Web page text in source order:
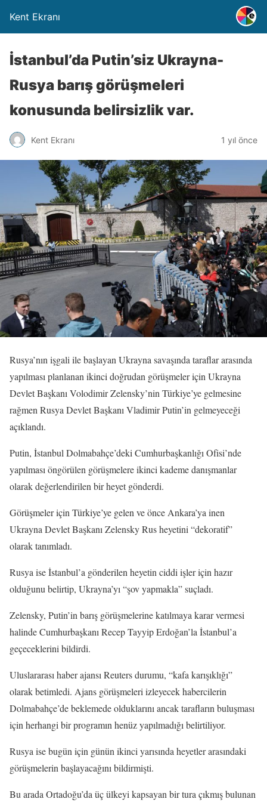
Kent Ekranı
İstanbul’da Putin’siz Ukrayna-
Rusya barış görüşmeleri
konusunda belirsizlik var.
Kent Ekranı 1 yıl önce
Rusya’nın işgali ile başlayan Ukrayna savaşında taraflar arasında
yapılması planlanan ikinci doğrudan görüşmeler için Ukrayna
Devlet Başkanı Volodimir Zelensky’nin Türkiye’ye gelmesine
rağmen Rusya Devlet Başkanı Vladimir Putin’in gelmeyeceği
açıklandı.
Putin, İstanbul Dolmabahçe’deki Cumhurbaşkanlığı Ofisi’nde
yapılması öngörülen görüşmelere ikinci kademe danışmanlar
olarak değerlendirilen bir heyet gönderdi.
Görüşmeler için Türkiye’ye gelen ve önce Ankara’ya inen
Ukrayna Devlet Başkanı Zelensky Rus heyetini “dekoratif”
olarak tanımladı.
Rusya ise İstanbul’a gönderilen heyetin ciddi işler için hazır
olduğunu belirtip, Ukrayna’yı “şov yapmakla” suçladı.
Zelensky, Putin’in barış görüşmelerine katılmaya karar vermesi
halinde Cumhurbaşkanı Recep Tayyip Erdoğan’la İstanbul’a
geçeceklerini bildirdi.
Uluslararası haber ajansı Reuters durumu, “kafa karışıklığı”
olarak betimledi. Ajans görüşmeleri izleyecek habercilerin
Dolmabahçe’de beklemede olduklarını ancak tarafların buluşması
için herhangi bir programın henüz yapılmadığı belirtiliyor.
Rusya ise bugün için günün ikinci yarısında heyetler arasındaki
görüşmelerin başlayacağını bildirmişti.
Bu arada Ortadoğu’da üç ülkeyi kapsayan bir tura çıkmış bulunan